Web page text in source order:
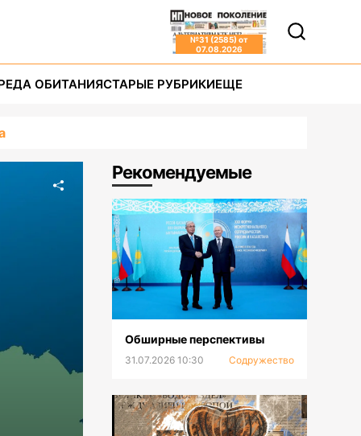
№31 (2585) от
07.08.2026
ОБИТАНИЯСТАРЫЕ РУБРИКИЕЩЕ
Рекомендуемые
Обширные перспективы
31.07.2026 10:30 Содружество